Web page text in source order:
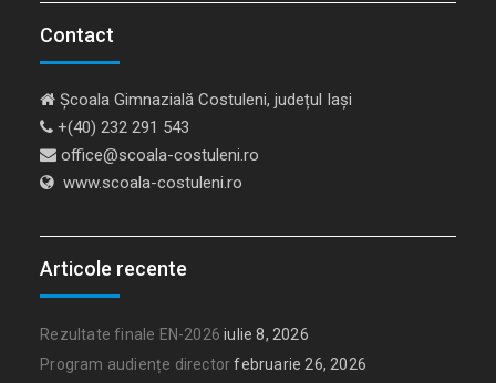
Contact
Școala Gimnazială Costuleni, județul Iași
+(40) 232 291 543
office@scoala-costuleni.ro
www.scoala-costuleni.ro
Articole recente
Rezultate finale EN-2026 iulie 8, 2026
Program audiențe director februarie 26, 2026